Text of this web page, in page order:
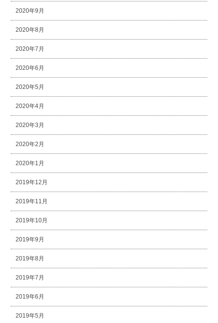
2020年9月
2020年8月
2020年7月
2020年6月
2020年5月
2020年4月
2020年3月
2020年2月
2020年1月
2019年12月
2019年11月
2019年10月
2019年9月
2019年8月
2019年7月
2019年6月
2019年5月